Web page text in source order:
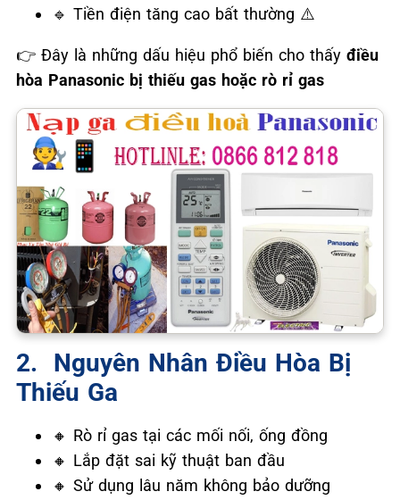
🔹 Tiền điện tăng cao bất thường ⚠️
👉 Đây là những dấu hiệu phổ biến cho thấy điều
hòa Panasonic bị thiếu gas hoặc rò rỉ gas
2. ️ Nguyên Nhân Điều Hòa Bị
Thiếu Ga
🔸 Rò rỉ gas tại các mối nối, ống đồng
🔸 Lắp đặt sai kỹ thuật ban đầu
🔸 Sử dụng lâu năm không bảo dưỡng